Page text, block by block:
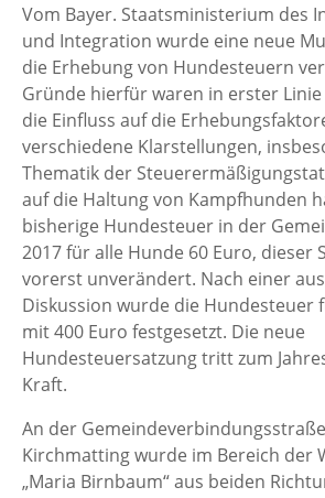
Vom Bayer. Staatsministerium des
und Integration wurde eine neue
die Erhebung von Hundesteuern
Gründe hierfür waren in erster
die Einfluss auf die
verschiedene Klarstellungen,
Thematik der
auf die Haltung von Kampfhunden
bisherige Hundesteuer in der
2017 für alle Hunde 60 Euro, dieser
vorerst unverändert. Nach einer
Diskussion wurde die Hundesteuer
mit 400 Euro festgesetzt. Die neue
Hundesteuersatzung tritt zum
Kraft.
An der
Kirchmatting wurde im Bereich der
„Maria Birnbaum“ aus beiden